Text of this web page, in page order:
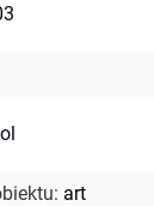
: art